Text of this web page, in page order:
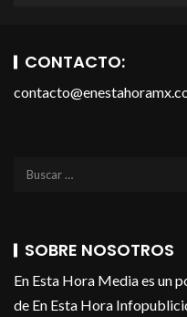
CONTACTO:
SOBRE NOSOTROS
En Esta Hora Media es un
de En Esta Hora